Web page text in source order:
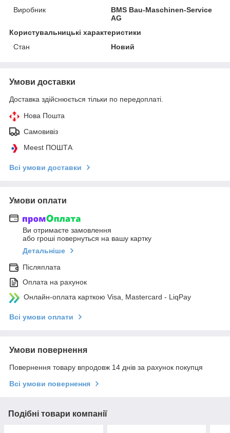
Виробник
BMS Bau-Maschinen-Service
AG
Користувальницькі характеристики
Стан
Новий
Умови доставки
Доставка здійснюється тільки по передоплаті.
Нова Пошта
Самовивіз
Meest ПОШТА
Всі умови доставки
Умови оплати
Ви отримаєте замовлення
або гроші повернуться на вашу картку
Детальніше
Післяплата
Оплата на рахунок
Онлайн-оплата карткою Visa, Mastercard - LiqPay
Всі умови оплати
Умови повернення
Повернення товару впродовж 14 днів за рахунок покупця
Всі умови повернення
Подібні товари компанії